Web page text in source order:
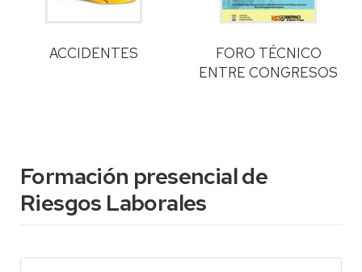
ACCIDENTES
FORO TÉCNICO
ENTRE CONGRESOS
Formación presencial de
Riesgos Laborales